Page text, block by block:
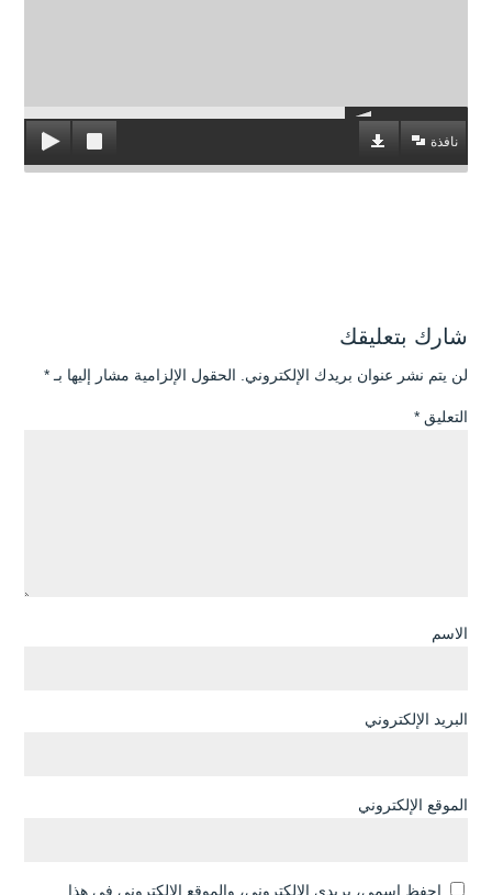
نافذة
شارك بتعليقك
لن يتم نشر عنوان بريدك الإلكتروني. الحقول الإلزامية مشار إليها بـ *
التعليق *
الاسم
البريد الإلكتروني
الموقع الإلكتروني
احفظ اسمي، بريدي الإلكتروني، والموقع الإلكتروني في هذا